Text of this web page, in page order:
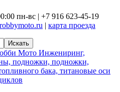
пн-вс | +7 916 623-45-19
| карта проезда